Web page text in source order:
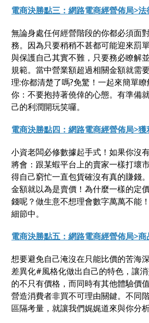
電商決勝點三：網路電商經營佈局>
無論身處任何經營階段的你都必須面
務。因為只要稍稍不甚都可能迎來罰
與保護自己其實不難，只要務必瞭解
規範。當中營業額超過相關金額就需
理:你都清楚了嗎?免驚！一起來簡單
你：不要抱持著僥倖的心態。有準備
己的利潤開玩笑囉。
電商決勝點四：網路電商經營佈局>
小資老闆必修數據起手式！如果你沒
將會：跟某蝦平台上的賣家一樣打壞
得自己窮忙一直包貨確沒有真的賺錢
金額就以為是賣價！為什麼一樣的定
錢呢？做生意不想理會數字萬萬不能
細節中。
電商決勝點五：網路電商經營佈局>
想要避免自己淹沒在只能比價的苦海
差異化#風格化做出自己的特色，讓
的不只有價格，而同時有其他體驗價
營造消費者非買不可理由關鍵。不同
區隔考量，就讓我們娓娓道來與你分析